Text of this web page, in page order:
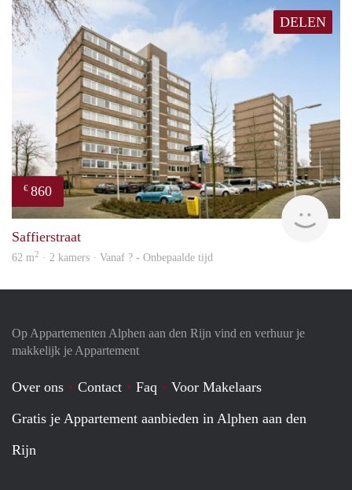
DELEN
€ 860
Saffierstraat
62 m2 · 2 kamers · Vanaf ? - Onbepaalde tijd
Op Appartementen Alphen aan den Rijn vind en verhuur je
makkelijk je Appartement
Over ons Contact Faq
Voor Makelaars
Gratis je Appartement aanbieden in Alphen aan den
Rijn